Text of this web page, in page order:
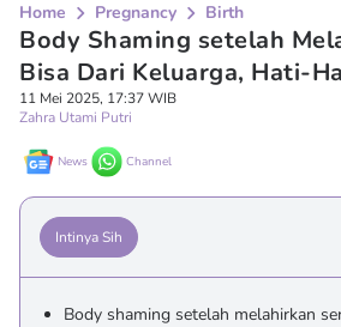
Home Pregnancy Birth
Body Shaming setelah
Bisa Dari Keluarga, Hati-
11 Mei 2025, 17:37 WIB
Zahra Utami Putri
News Channel
Intinya Sih
Body shaming setelah melahirkan